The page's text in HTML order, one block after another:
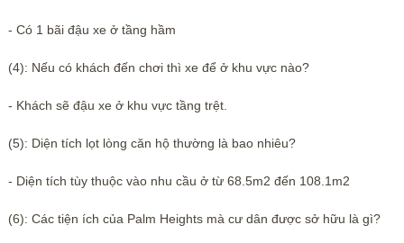
- Có 1 bãi đậu xe ở tầng hầm
(4): Nếu có khách đến chơi thì xe để ở khu vực nào?
- Khách sẽ đậu xe ở khu vực tầng trệt.
(5): Diện tích lọt lòng căn hộ thường là bao nhiêu?
- Diện tích tùy thuộc vào nhu cầu ở từ 68.5m2 đến 108.1m2
(6): Các tiện ích của Palm Heights mà cư dân được sở hữu là gì?